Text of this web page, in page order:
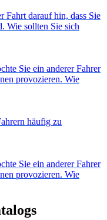
Fahrt darauf hin, dass Sie
Wie sollten Sie sich
Sie ein anderer Fahrer
provozieren. Wie
häufig zu
Sie ein anderer Fahrer
provozieren. Wie